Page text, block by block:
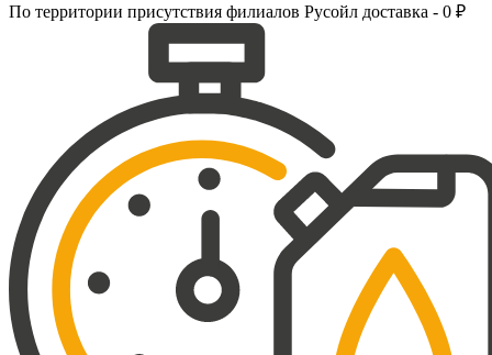
По территории присутствия филиалов Русойл доставка - 0 ₽